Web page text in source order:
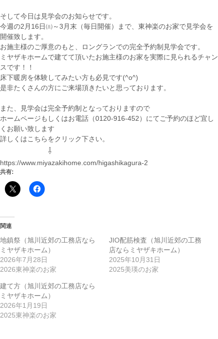
そして今日は見学会のお知らせです。
今週の2月16日㈯～3月末（毎日開催）まで、東神楽のお家で見学会を
開催致します。
お施主様のご厚意のもと、ロングランでの完全予約制見学会です。
ミヤザキホームで建てて頂いたお施主様のお家を実際に見られるチャン
スです！！
床下暖房を体験してみたい方も必見です(^o^)
是非たくさんの方にご来場頂きたいと思っております。
また、見学会は完全予約制となっておりますので
ホームページもしくはお電話（0120-916-452）にてご予約のほど宜し
くお願い致します
詳しくはこちらをクリック下さい。
⇩
https://www.miyazakihome.com/higashikagura-2
共有:
関連
地鎮祭（旭川近郊の工務店なら
ミヤザキホーム）
2026年7月28日
2026東神楽のお家
JIO配筋検査（旭川近郊の工務
店ならミヤザキホーム）
2025年10月31日
2025美瑛のお家
建て方（旭川近郊の工務店なら
ミヤザキホーム）
2026年1月19日
2025東神楽のお家